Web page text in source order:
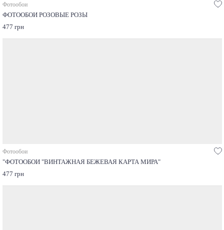
Фотообои
ФОТООБОИ РОЗОВЫЕ РОЗЫ
477 грн
Фотообои
"ФОТООБОИ "ВИНТАЖНАЯ БЕЖЕВАЯ КАРТА МИРА"
477 грн